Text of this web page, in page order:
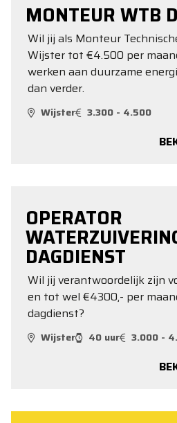
MONTEUR WTB
Wil jij als Monteur
Wijster tot €4.500 per
werken aan duurzame
dan verder.
Wijster 3.300 - 4.500
OPERATOR
DAGDIENST
Wil jij verantwoordelijk zijn
en tot wel €4300,- per
dagdienst?
Wijster 40 uur 3.000 -